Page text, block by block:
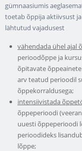
gümnaasiumis
toetab õppija aktiivsust
lähtutud vajadusest
vähendada ühel ajal
perioodõppe ja
õpitavate
arv teatud perioodil
õppekorraldusega;
intensiivistada
õppeperioodi
uuesti õppeperioodi
perioodideks
lõppe;